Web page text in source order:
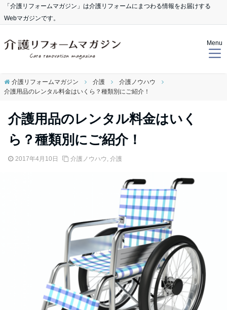
「介護リフォームマガジン」は介護リフォームにまつわる情報をお届けする
Webマガジンです。
Menu
介護リフォームマガジン 介護
介護ノウハウ
介護用品のレンタル料金はいくら？種類別にご紹介！
介護用品のレンタル料金はいく
ら？種類別にご紹介！
2017年4月10日 介護ノウハウ, 介護